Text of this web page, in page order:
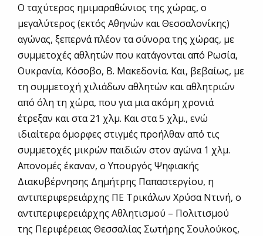
Ο ταχύτερος ημιμαραθώνιος της χώρας, ο
μεγαλύτερος (εκτός Αθηνών και Θεσσαλονίκης)
αγώνας, ξεπερνά πλέον τα σύνορα της χώρας, με
συμμετοχές αθλητών που κατάγονται από Ρωσία,
Ουκρανία, Κόσοβο, Β. Μακεδονία. Και, βεβαίως, με
τη συμμετοχή χιλιάδων αθλητών και αθλητριών
από όλη τη χώρα, που για μια ακόμη χρονιά
έτρεξαν και στα 21 χλμ. Και στα 5 χλμ., ενώ
ιδιαίτερα όμορφες στιγμές προήλθαν από τις
συμμετοχές μικρών παιδιών στον αγώνα 1 χλμ.
Απονομές έκαναν, ο Υπουργός Ψηφιακής
Διακυβέρνησης Δημήτρης Παπαστεργίου, η
αντιπεριφερειάρχης ΠΕ Τρικάλων Χρύσα Ντινή, ο
αντιπεριφερειάρχης Αθλητισμού – Πολιτισμού
της Περιφέρειας Θεσσαλίας Σωτήρης Σουλούκος,